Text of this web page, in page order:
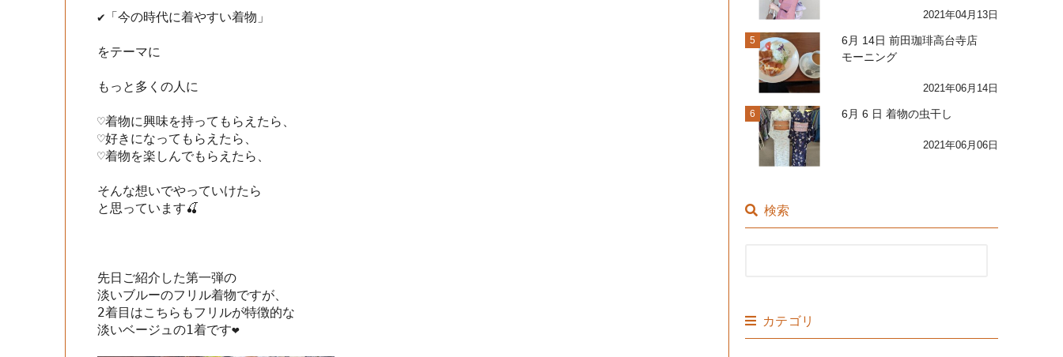
✔︎「今の時代に着やすい着物」
をテーマに
もっと多くの人に
♡着物に興味を持ってもらえたら、
♡好きになってもらえたら、
♡着物を楽しんでもらえたら、
そんな想いでやっていけたら
と思っています🍒
先日ご紹介した第一弾の
淡いブルーのフリル着物ですが、
2着目はこちらもフリルが特徴的な
淡いベージュの1着です❤︎
2021年04月13日
5
6月 14日 前田珈琲高台寺店
モーニング
2021年06月14日
6 6月 6 日 着物の虫干し
2021年06月06日
検索
カテゴリ